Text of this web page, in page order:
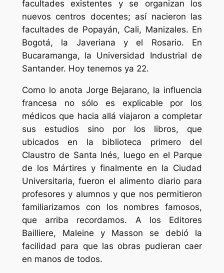
facultades existentes y se organizan los
nuevos centros docentes; así nacieron las
facultades de Popayán, Cali, Manizales. En
Bogotá, la Javeriana y el Rosario. En
Bucaramanga, la Universidad Industrial de
Santander. Hoy tenemos ya 22.
Como lo anota Jorge Bejarano, la influencia
francesa no sólo es explicable por los
médicos que hacia allá viajaron a completar
sus estudios sino por los libros, que
ubicados en la biblioteca primero del
Claustro de Santa Inés, luego en el Parque
de los Mártires y finalmente en la Ciudad
Universitaria, fueron el alimento diario para
profesores y alumnos y que nos permitieron
familiarizamos con los nombres famosos,
que arriba recordamos. A los Editores
Bailliere, Maleine y Masson se debió la
facilidad para que las obras pudieran caer
en manos de todos.